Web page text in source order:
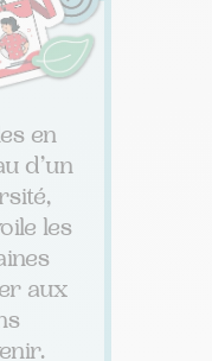
en
d’un
les
aux